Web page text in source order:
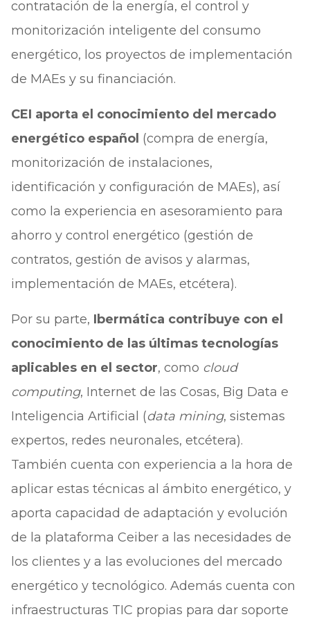
contratación de la energía, el control y
monitorización inteligente del consumo
energético, los proyectos de implementación
de MAEs y su financiación.
CEI aporta el conocimiento del mercado
energético español (compra de energía,
monitorización de instalaciones,
identificación y configuración de MAEs), así
como la experiencia en asesoramiento para
ahorro y control energético (gestión de
contratos, gestión de avisos y alarmas,
implementación de MAEs, etcétera).
Por su parte, Ibermática contribuye con el
conocimiento de las últimas tecnologías
aplicables en el sector, como cloud
computing, Internet de las Cosas, Big Data e
Inteligencia Artificial (data mining, sistemas
expertos, redes neuronales, etcétera).
También cuenta con experiencia a la hora de
aplicar estas técnicas al ámbito energético, y
aporta capacidad de adaptación y evolución
de la plataforma Ceiber a las necesidades de
los clientes y a las evoluciones del mercado
energético y tecnológico. Además cuenta con
infraestructuras TIC propias para dar soporte